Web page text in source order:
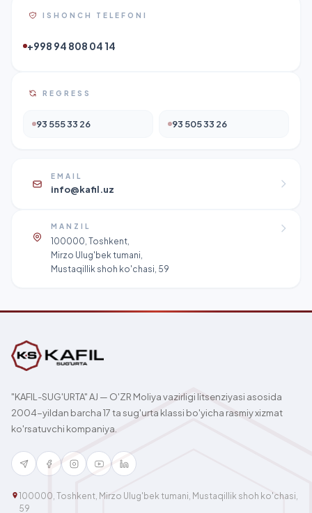
ISHONCH TELEFONI
+998 94 808 04 14
REGRESS
93 555 33 26 93 505 33 26
EMAIL
info@kafil.uz
MANZIL
100000, Toshkent,
Mirzo Ulug'bek tumani,
Mustaqillik shoh ko'chasi, 59
"KAFIL-SUG'URTA" AJ — O'ZR Moliya vazirligi litsenziyasi asosida
2004-yildan barcha 17 ta sug'urta klassi bo'yicha rasmiy xizmat
ko'rsatuvchi kompaniya.
100000, Toshkent, Mirzo Ulug'bek tumani, Mustaqillik shoh ko'chasi,
59